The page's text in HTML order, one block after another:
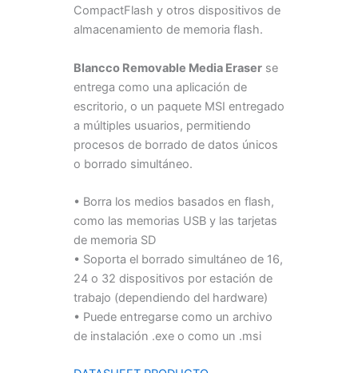
CompactFlash y otros dispositivos de
almacenamiento de memoria flash.
Blancco Removable Media Eraserse
entrega como una aplicación de
escritorio, o un paquete MSI entregado
a múltiples usuarios, permitiendo
procesos de borrado de datos únicos
o borrado simultáneo.
• Borra los medios basados en flash,
como las memorias USB y las tarjetas
de memoria SD
• Soporta el borrado simultáneo de 16,
24 o 32 dispositivos por estación de
trabajo (dependiendo del hardware)
• Puede entregarse como un archivo
de instalación .exe o como un .msi